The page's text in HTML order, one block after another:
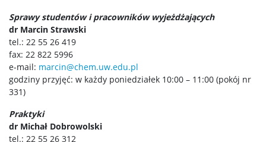
Chemia medyczna I stopnia
Chemiczna analiza instrumentalna I stopnia
Sprawy studentów i pracowników wyjeżdżających
dr Marcin Strawski
tel.: 22 55 26 419
fax: 22 822 5996
e-mail: marcin@chem.uw.edu.pl
godziny przyjęć: w każdy poniedziałek 10:00 – 11:00 (pokój nr
331)
Praktyki
dr Michał Dobrowolski
tel.: 22 55 26 312